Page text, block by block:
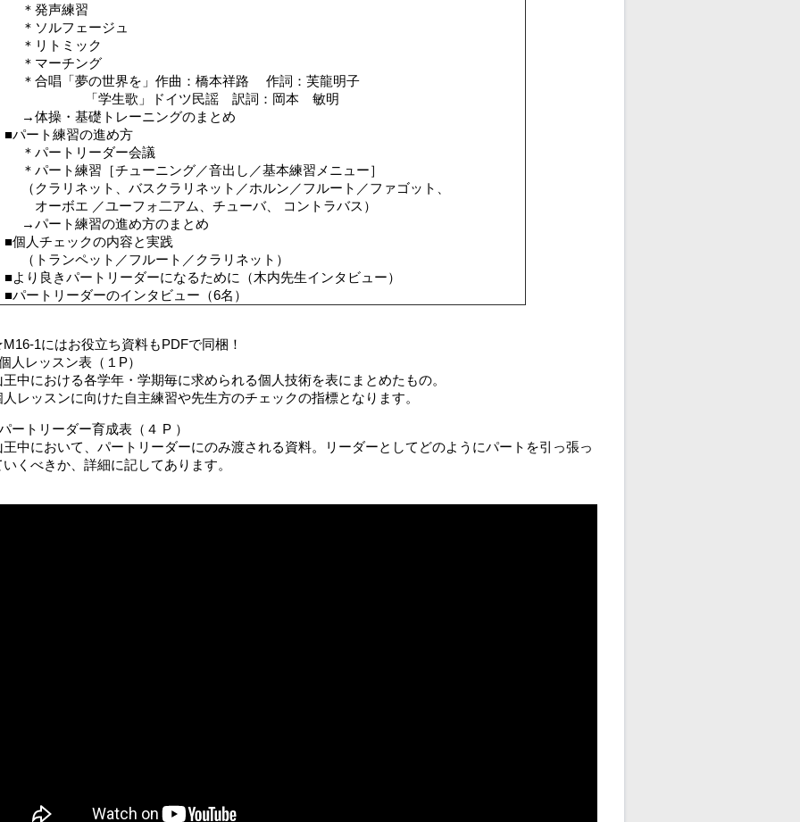
発声練習
ソルフェージュ
リトミック
マーチング
合唱「夢の世界を」作曲：橋本祥路 作詞：芙龍明子
学生歌」ドイツ民謡 訳詞：岡本 敏明
操・基礎トレーニングのまとめ
ート練習の進め方
パートリーダー会議
パート練習［チューニング／音出し／基本練習メニュー］
クラリネット、バスクラリネット／ホルン／フルート／ファゴット、
ーボエ ／ユーフォ二アム、チューバ、 コントラバス）
ート練習の進め方のまとめ
人チェックの内容と実践
トランペット／フルート／クラリネット）
り良きパートリーダーになるために（木内先生インタビュー）
ートリーダーのインタビュー（6名）
1にはお役立ち資料もPDFで同梱！
人レッスン表（１P）
王中における各学年・学期毎に求められる個人技術を表にまとめたもの。
人レッスンに向けた自主練習や先生方のチェックの指標となります。
ートリーダー育成表（４ P ）
王中において、パートリーダーにのみ渡される資料。リーダーとしてどのようにパートを引っ張っ
いくべきか、詳細に記してあります。